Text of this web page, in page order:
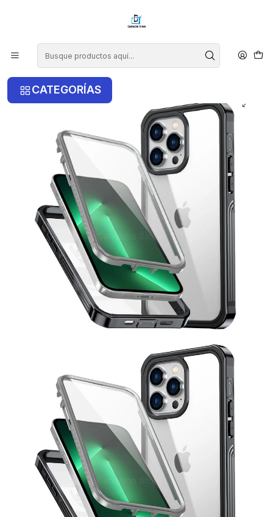
CATEGORÍAS
Inicio iPhone
iPhone 14 Pro
Carcasa protección 360 Para iPhone 14 Pro